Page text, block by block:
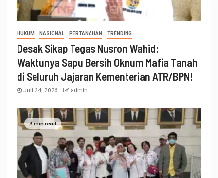
HUKUM NASIONAL PERTANAHAN TRENDING
Desak Sikap Tegas Nusron Wahid:
Waktunya Sapu Bersih Oknum Mafia Tanah
di Seluruh Jajaran Kementerian ATR/BPN!
Juli 24, 2026 admin
3 min read